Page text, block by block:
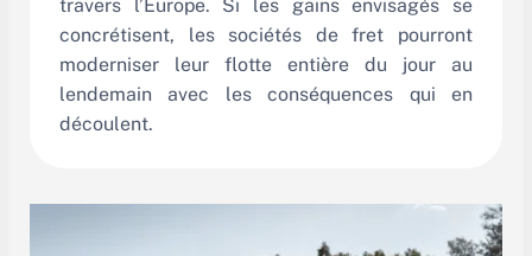
travers l’Europe. Si les gains envisagés se
concrétisent, les sociétés de fret pourront
moderniser leur flotte entière du jour au
lendemain avec les conséquences qui en
découlent.